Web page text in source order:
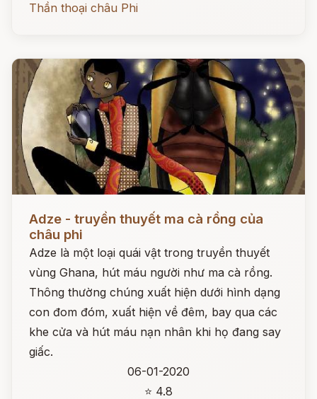
Thần thoại châu Phi
Adze - truyền thuyết ma cà rồng của
châu phi
Adze là một loại quái vật trong truyền thuyết
vùng Ghana, hút máu người như ma cà rồng.
Thông thường chúng xuất hiện dưới hình dạng
con đom đóm, xuất hiện về đêm, bay qua các
khe cửa và hút máu nạn nhân khi họ đang say
giấc.
06-01-2020
⭐ 4.8